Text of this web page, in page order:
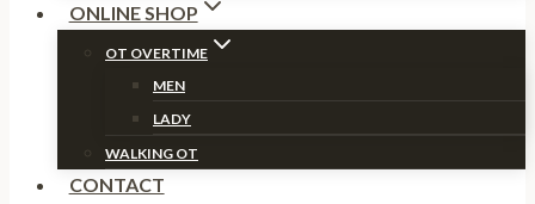
ONLINE SHOP
OT OVERTIME
MEN
LADY
WALKING OT
CONTACT